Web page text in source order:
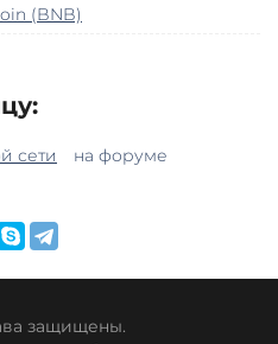
(BNB)
сети
на форуме
защищены.